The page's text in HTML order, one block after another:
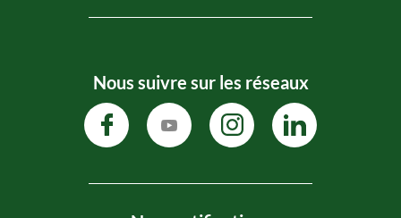
Nous suivre sur les réseaux